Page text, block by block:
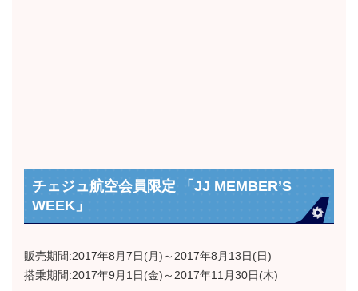
チェジュ航空会員限定 「JJ MEMBER’S
WEEK」
販売期間:2017年8月7日(月)～2017年8月13日(日)
搭乗期間:2017年9月1日(金)～2017年11月30日(木)